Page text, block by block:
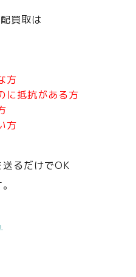
買取は
方
に抵抗がある方
方
るだけでOK